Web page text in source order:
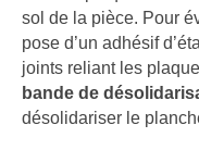
sol de la pièce. Pour
pose d’un adhésif
joints reliant les
bande de
désolidariser le